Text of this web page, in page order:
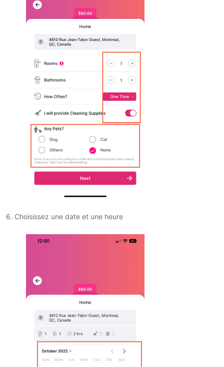
6. Choisissez une date et une heure